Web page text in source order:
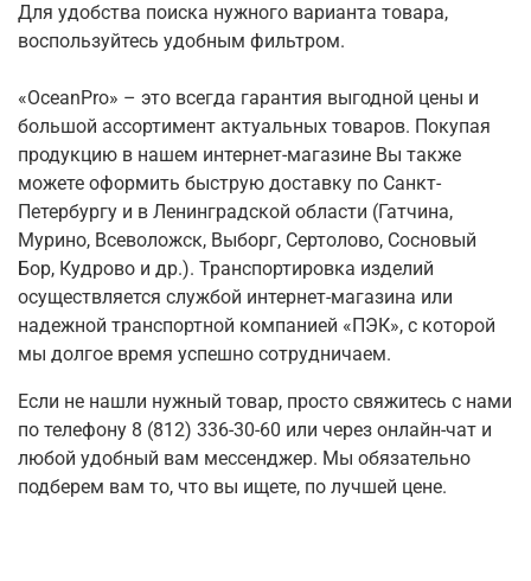
Для удобства поиска нужного варианта товара,
воспользуйтесь удобным фильтром.
«OceanPro» – это всегда гарантия выгодной цены и
большой ассортимент актуальных товаров. Покупая
продукцию в нашем интернет-магазине Вы также
можете оформить быструю доставку по Санкт-
Петербургу и в Ленинградской области (Гатчина,
Мурино, Всеволожск, Выборг, Сертолово, Сосновый
Бор, Кудрово и др.). Транспортировка изделий
осуществляется службой интернет-магазина или
надежной транспортной компанией «ПЭК», с которой
мы долгое время успешно сотрудничаем.
Если не нашли нужный товар, просто свяжитесь с нами
по телефону 8 (812) 336-30-60 или через онлайн-чат и
любой удобный вам мессенджер. Мы обязательно
подберем вам то, что вы ищете, по лучшей цене.